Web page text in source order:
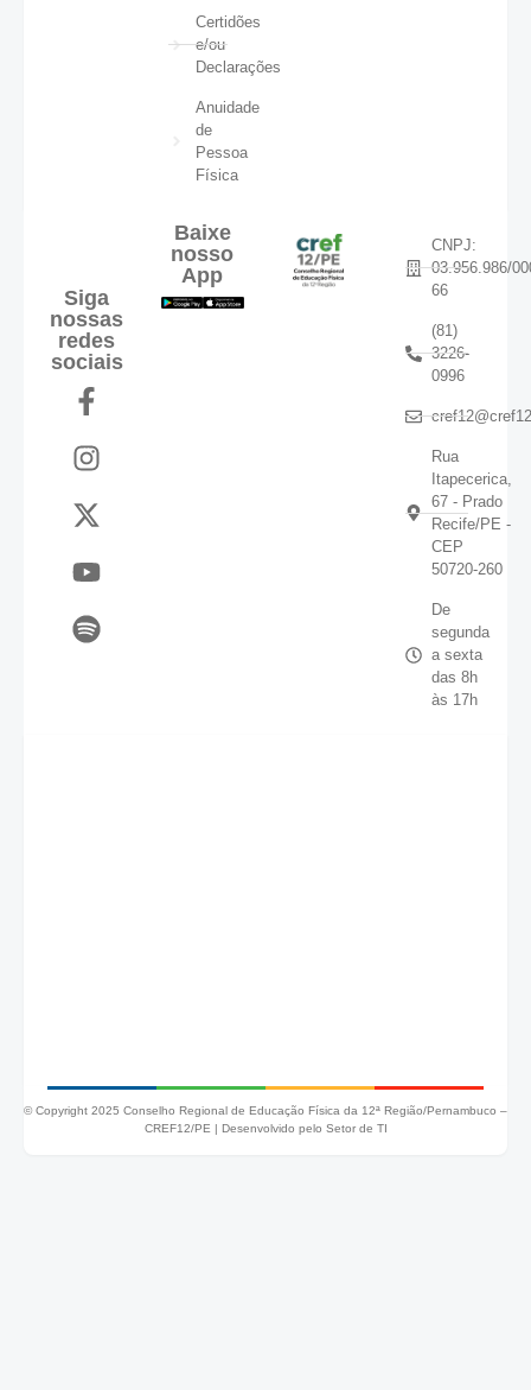
Certidões
e/ou
Declarações
Anuidade
de
Pessoa
Física
Siga
nossas
redes
sociais
Baixe
nosso
App
CNPJ:
03.956.986/
66
(81)
3226-
0996
Rua
Itapecerica,
67 - Prado
Recife/PE -
CEP
50720-260
De
segunda
a sexta
das 8h
às 17h
© Copyright 2025 Conselho Regional de Educação Física da 12ª Região/Pernambuco –
CREF12/PE | Desenvolvido pelo Setor de TI